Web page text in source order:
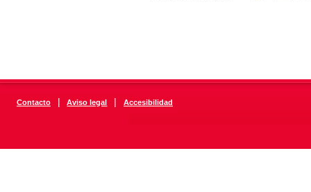
Contacto | Aviso legal | Accesibilidad